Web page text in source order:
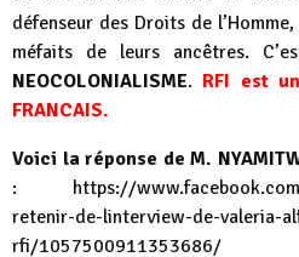
défenseur des Droits de
méfaits de leurs ancêtres.
NEOCOLONIALISME. RFI est
FRANCAIS.
Voici la réponse de M.
: https://
retenir-de-linterview-de-valeria-
rfi/1057500911353686/